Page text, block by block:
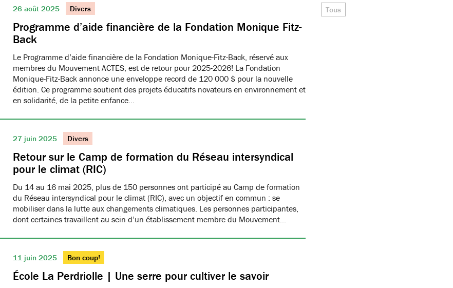
26 août 2025 Divers
Programme d’aide financière de la Fondation Monique Fitz-
Back
Le Programme d’aide financière de la Fondation Monique-Fitz-Back, réservé aux
membres du Mouvement ACTES, est de retour pour 2025-2026! La Fondation
Monique-Fitz-Back annonce une enveloppe record de 120 000 $ pour la nouvelle
édition. Ce programme soutient des projets éducatifs novateurs en environnement et
en solidarité, de la petite enfance…
27 juin 2025 Divers
Retour sur le Camp de formation du Réseau intersyndical
pour le climat (RIC)
Du 14 au 16 mai 2025, plus de 150 personnes ont participé au Camp de formation
du Réseau intersyndical pour le climat (RIC), avec un objectif en commun : se
mobiliser dans la lutte aux changements climatiques. Les personnes participantes,
dont certaines travaillent au sein d’un établissement membre du Mouvement…
11 juin 2025 Bon coup!
École La Perdriolle | Une serre pour cultiver le savoir
Tous